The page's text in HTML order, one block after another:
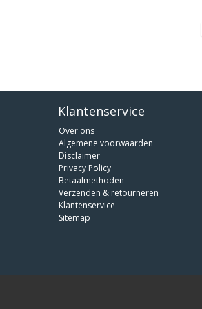
Klantenservice
Over ons
Algemene voorwaarden
Disclaimer
Privacy Policy
Betaalmethoden
Verzenden & retourneren
Klantenservice
Sitemap